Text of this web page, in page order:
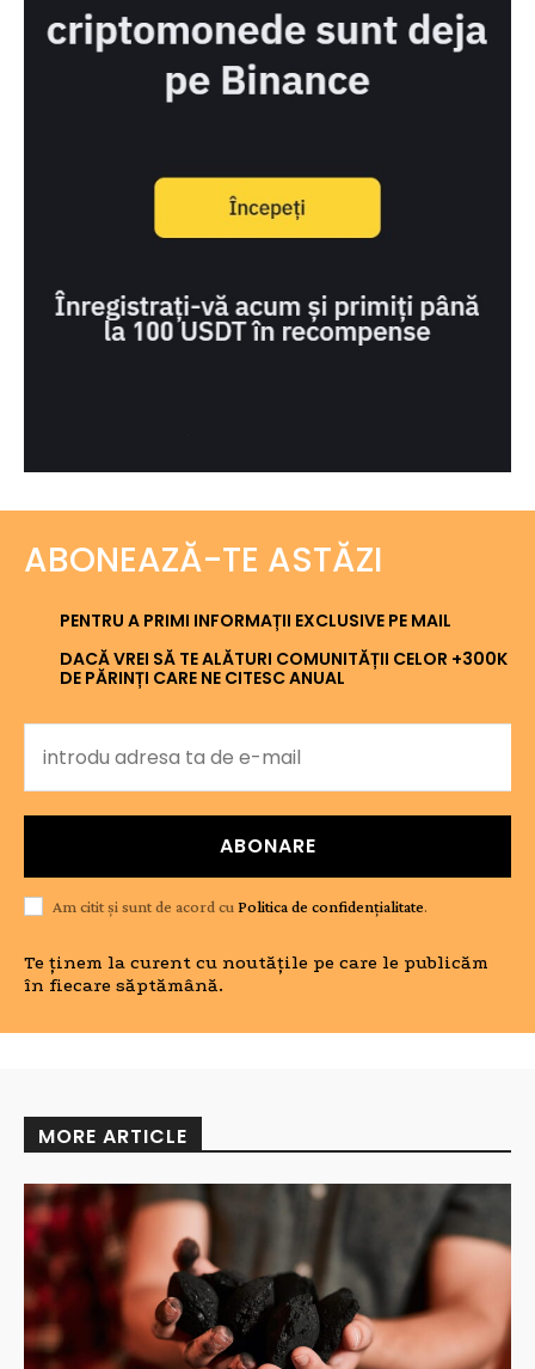
ABONEAZĂ-TE ASTĂZI
PENTRU A PRIMI INFORMAȚII EXCLUSIVE PE MAIL
DACĂ VREI SĂ TE ALĂTURI COMUNITĂȚII CELOR +300K
DE PĂRINȚI CARE NE CITESC ANUAL
ABONARE
Am citit și sunt de acord cu Politica de confidențialitate.
Te ținem la curent cu noutățile pe care le publicăm
în fiecare săptămână.
MORE ARTICLE